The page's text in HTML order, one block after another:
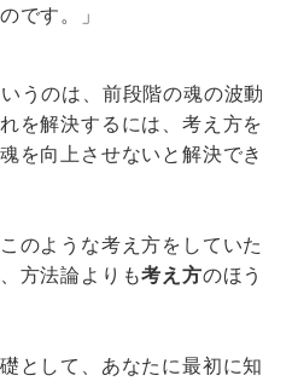
です。」
うのは、前段階の魂の波動
を解決するには、考え方を
を向上させないと解決でき
のような考え方をしていた
方法論よりも考え方のほう
として、あなたに最初に知